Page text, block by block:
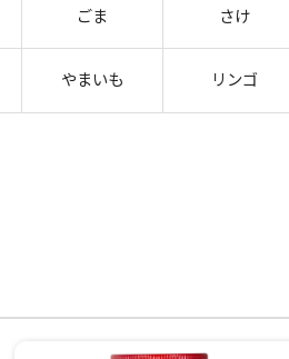
ごま さけ
やまいも リンゴ